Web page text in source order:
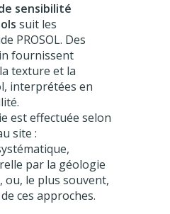
sensibilité
suit les
PROSOL. Des
fournissent
texture et la
interprétées en
est effectuée selon
site :
par la géologie
le plus souvent,
ces approches.